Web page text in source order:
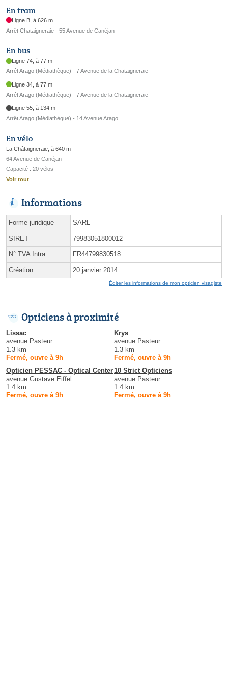
En tram
Ligne B, à 626 m
Arrêt Chataigneraie - 55 Avenue de Canéjan
En bus
Ligne 74, à 77 m
Arrêt Arago (Médiathèque) - 7 Avenue de la Chataigneraie
Ligne 34, à 77 m
Arrêt Arago (Médiathèque) - 7 Avenue de la Chataigneraie
Ligne 55, à 134 m
Arrêt Arago (Médiathèque) - 14 Avenue Arago
En vélo
La Châtaigneraie, à 640 m
64 Avenue de Canéjan
Capacité : 20 vélos
Voir tout
Informations
Forme juridique SARL
SIRET 79983051800012
N° TVA Intra. FR44799830518
Création 20 janvier 2014
Éditer les informations de mon opticien visagiste
Opticiens à proximité
Lissac
avenue Pasteur
1.3 km
Fermé, ouvre à 9h
Krys
avenue Pasteur
1.3 km
Fermé, ouvre à 9h
Opticien PESSAC - Optical Center
avenue Gustave Eiffel
1.4 km
Fermé, ouvre à 9h
10 Strict Opticiens
avenue Pasteur
1.4 km
Fermé, ouvre à 9h